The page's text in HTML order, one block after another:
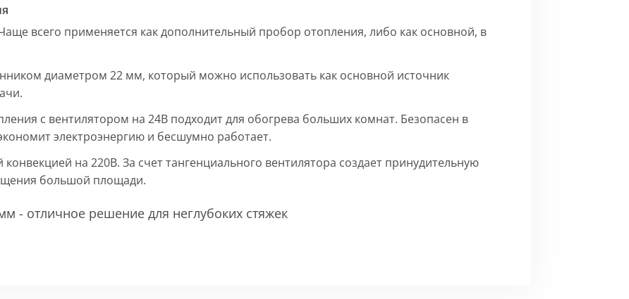
всего применяется как дополнительный пробор отопления, либо как основной, в
диаметром 22 мм, который можно использовать как основной источник
с вентилятором на 24В подходит для обогрева больших комнат. Безопасен в
электроэнергию и бесшумно работает.
на 220В. За счет тангенциального вентилятора создает принудительную
большой площади.
- отличное решение для неглубоких стяжек